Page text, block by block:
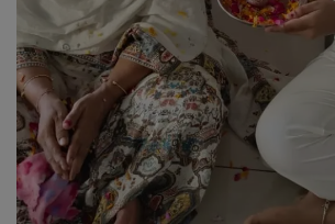
જુનાગઢ
Support US
બજારના સમાચાર
નાણાંકીય સમાચાર